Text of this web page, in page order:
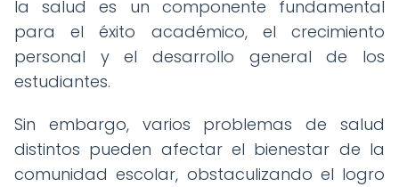
la salud es un componente fundamental
para el éxito académico, el crecimiento
personal y el desarrollo general de los
estudiantes.
Sin embargo, varios problemas de salud
distintos pueden afectar el bienestar de la
comunidad escolar, obstaculizando el logro